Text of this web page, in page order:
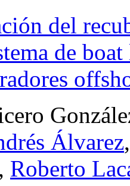
del
de
Álvarez
, Roberto